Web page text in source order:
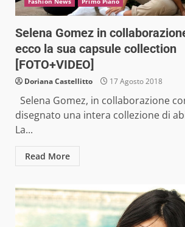
Selena Gomez in
ecco la sua capsule collection
[FOTO+VIDEO]
Doriana Castellitto 17 Agosto 2018
Selena Gomez, in collaborazione
disegnato una intera collezione di
La...
Read More